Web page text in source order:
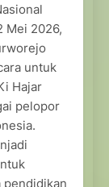
Mei 2026,
untuk
Hajar
pelopor
pendidikan